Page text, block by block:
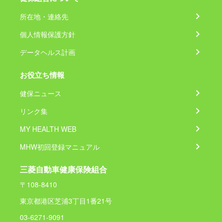
所在地・連絡先
個人情報保護方針
データヘルス計画
お役立ち情報
健保ニュース
リンク集
MY HEALTH WEB
MHW初回登録マニュアル
三菱自動車健康保険組合
〒108-8410
東京都港区芝浦3丁目1番21号
03-6271-9091